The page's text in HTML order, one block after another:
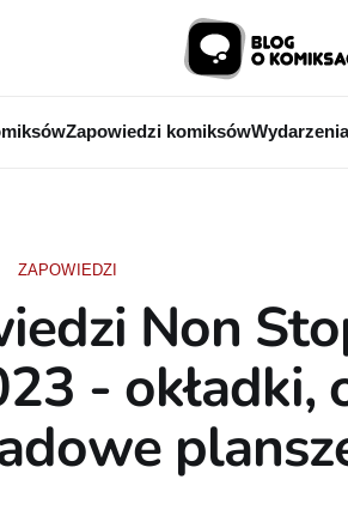
Zapowiedzi komiksówWydarzenia
ZAPOWIEDZI
Non
- okładki,